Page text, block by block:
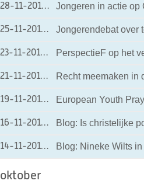
28-11-201628-11-2016 13:53
Jongeren in actie op
25-11-201625-11-2016 13:43
Jongerendebat over
23-11-201623-11-2016 12:00
PerspectieF op het
21-11-201621-11-2016 19:40
Recht meemaken in
19-11-201619-11-2016 18:00
European Youth
16-11-201616-11-2016 12:00
Blog: Is christelijke
14-11-201614-11-2016 18:45
Blog: Nineke Wilts
oktober